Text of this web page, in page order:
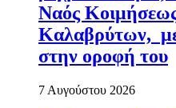
Ναός
Καλαβρύτων,
στην οροφή του
7 Αυγούστου 2026